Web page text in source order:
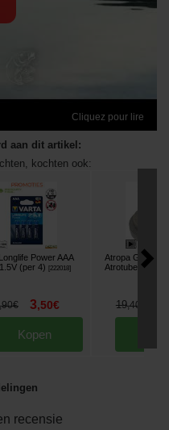
Cliquez pour lire
aan dit artikel:
kochten ook:
Power AAA
(per 4)
[222018]
90€ 3,50€
Kopen
Atropa
Atrotube
213363
19,40
recensie